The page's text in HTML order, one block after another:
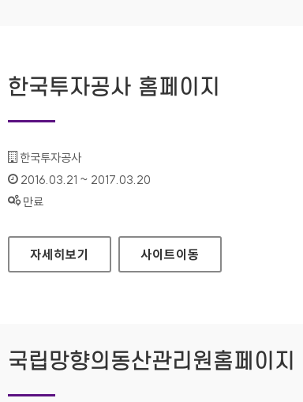
한국투자공사 홈페이지
기관명 :
한국투자공사
인증기간 :
2016.03.21 ~ 2017.03.20
상태 :
만료
한국투자공사 홈페이지
자세히보기 사이트이동
국립망향의동산관리원홈페이지